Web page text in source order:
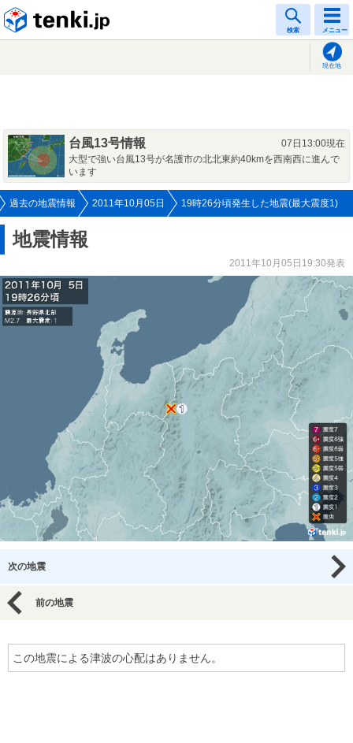
検索 メニュー
現在地
台風13号情報
07日13:00現在
大型で強い台風13号が名護市の北北東約40kmを西南西に進んで
います
過去の地震情報 2011年10月05日 19時26分頃発生した地震(最大震度1)
地震情報
2011年10月05日19:30発表
次の地震
前の地震
この地震による津波の心配はありません。